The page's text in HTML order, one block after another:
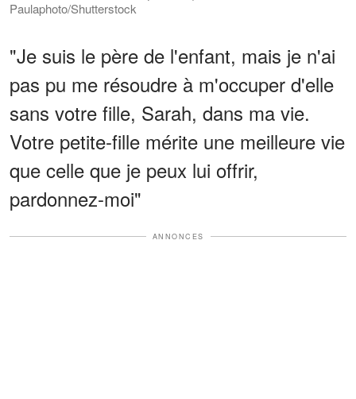
Paulaphoto/Shutterstock
"Je suis le père de l'enfant, mais je n'ai
pas pu me résoudre à m'occuper d'elle
sans votre fille, Sarah, dans ma vie.
Votre petite-fille mérite une meilleure vie
que celle que je peux lui offrir,
pardonnez-moi"
ANNONCES